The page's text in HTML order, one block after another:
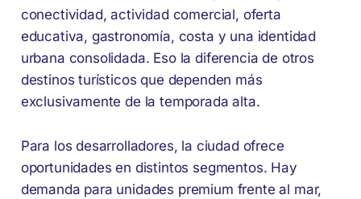
conectividad, actividad comercial, oferta
educativa, gastronomía, costa y una identidad
urbana consolidada. Eso la diferencia de otros
destinos turísticos que dependen más
exclusivamente de la temporada alta.
Para los desarrolladores, la ciudad ofrece
oportunidades en distintos segmentos. Hay
demanda para unidades premium frente al mar,